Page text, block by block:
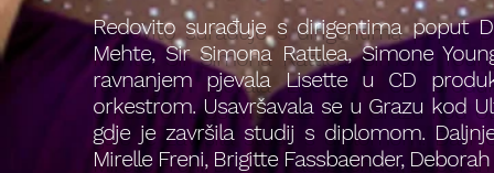
Redovito surađuje s dirigentima poput
Mehte, Sir Simona Rattlea, Simone
ravnanjem pjevala Lisette u CD
orkestrom. Usavršavala se u Grazu kod
gdje je završila studij s diplomom.
Mirelle Freni, Brigitte Fassbaender,